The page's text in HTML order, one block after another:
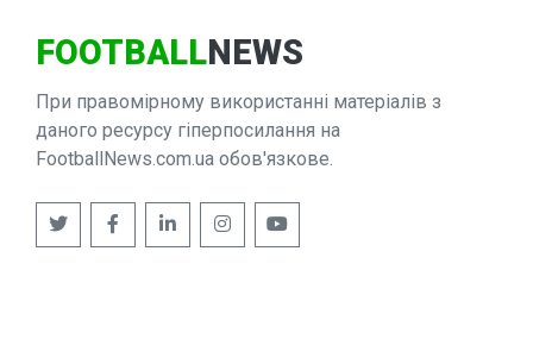
FOOTBALLNEWS
При правомірному використанні матеріалів з
даного ресурсу гіперпосилання на
FootballNews.com.ua обов'язкове.